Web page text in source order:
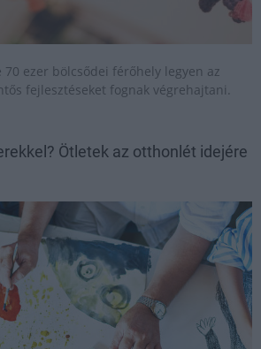
70 ezer bölcsődei férőhely legyen az
fejlesztéseket fognak végrehajtani.
Ötletek az otthonlét idejére